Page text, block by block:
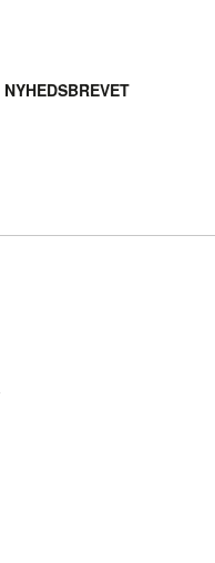
NYHEDSBREVET